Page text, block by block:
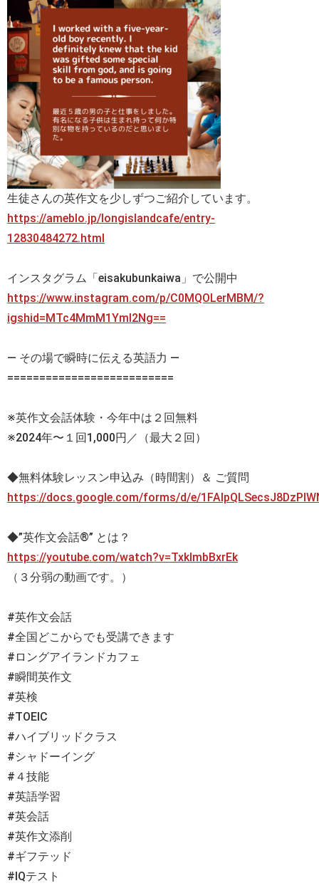
生徒さんの英作文を少しずつご紹介しています。
https://ameblo.jp/longislandcafe/entry-
12830484272.html
インスタグラム「eisakubunkaiwa」で公開中
https://www.instagram.com/p/C0MQOLerMBM/?
igshid=MTc4MmM1YmI2Ng==
— その場で瞬時に伝える英語力 —
==========================
※英作文会話体験・今年中は２回無料
※2024年〜１回1,000円／（最大２回）
◆無料体験レッスン申込み（時間割）＆ ご質問
https://docs.google.com/forms/d/e/
◆”英作文会話®” とは？
https://youtube.com/watch?v=TxklmbBxrEk
（３分弱の動画です。）
#英作文会話
#全国どこからでも受講できます
#ロングアイランドカフェ
#瞬間英作文
#英検
#TOEIC
#ハイブリッドクラス
#シャドーイング
#４技能
#英語学習
#英会話
#英作文添削
#ギフテッド
#IQテスト